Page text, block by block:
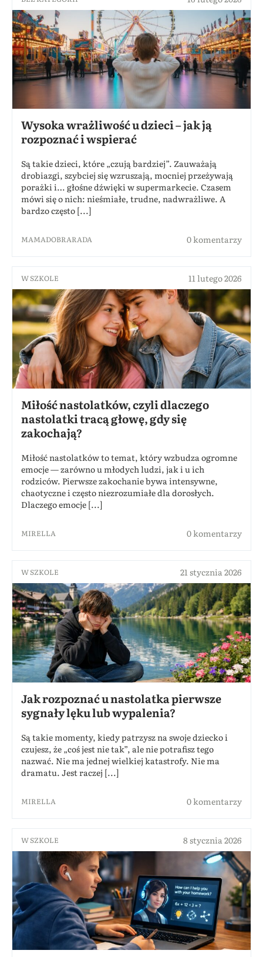
Wysoka wrażliwość u dzieci – jak ją
rozpoznać i wspierać
Są takie dzieci, które „czują bardziej”. Zauważają
drobiazgi, szybciej się wzruszają, mocniej przeżywają
porażki i… głośne dźwięki w supermarkecie. Czasem
mówi się o nich: nieśmiałe, trudne, nadwrażliwe. A
bardzo często [...]
MAMADOBRARADA 0 komentarzy
W SZKOLE 11 lutego 2026
Miłość nastolatków, czyli dlaczego
nastolatki tracą głowę, gdy się
zakochają?
Miłość nastolatków to temat, który wzbudza ogromne
emocje — zarówno u młodych ludzi, jak i u ich
rodziców. Pierwsze zakochanie bywa intensywne,
chaotyczne i często niezrozumiałe dla dorosłych.
Dlaczego emocje [...]
MIRELLA 0 komentarzy
W SZKOLE 21 stycznia 2026
Jak rozpoznać u nastolatka pierwsze
sygnały lęku lub wypalenia?
Są takie momenty, kiedy patrzysz na swoje dziecko i
czujesz, że „coś jest nie tak”, ale nie potrafisz tego
nazwać. Nie ma jednej wielkiej katastrofy. Nie ma
dramatu. Jest raczej [...]
MIRELLA 0 komentarzy
W SZKOLE 8 stycznia 2026